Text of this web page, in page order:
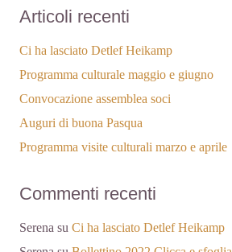
Articoli recenti
Ci ha lasciato Detlef Heikamp
Programma culturale maggio e giugno
Convocazione assemblea soci
Auguri di buona Pasqua
Programma visite culturali marzo e aprile
Commenti recenti
Serena su Ci ha lasciato Detlef Heikamp